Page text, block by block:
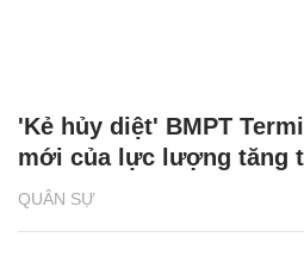
QUÂN SỰ
'Kẻ hủy diệt' BMPT
mới của lực lượng tăng